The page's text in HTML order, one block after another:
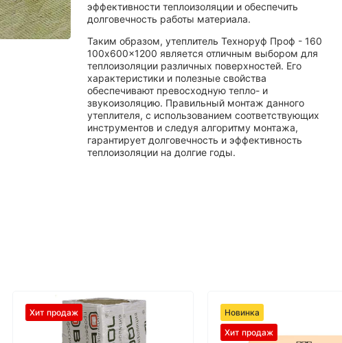
эффективности теплоизоляции и обеспечить
долговечность работы материала.
Таким образом, утеплитель Техноруф Проф - 160
100x600x1200 является отличным выбором для
теплоизоляции различных поверхностей. Его
характеристики и полезные свойства
обеспечивают превосходную тепло- и
звукоизоляцию. Правильный монтаж данного
утеплителя, с использованием соответствующих
инструментов и следуя алгоритму монтажа,
гарантирует долговечность и эффективность
теплоизоляции на долгие годы.
Хит продаж
Новинка
Хит продаж